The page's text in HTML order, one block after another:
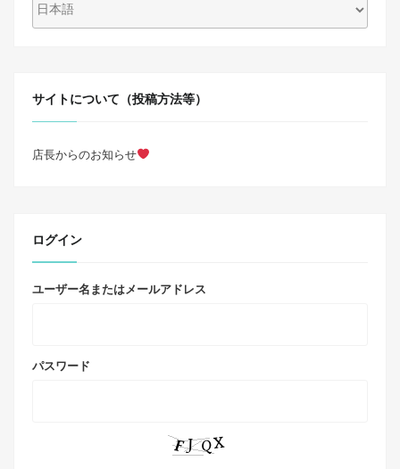
サイトについて（投稿方法等）
店長からのお知らせ
ログイン
ユーザー名またはメールアドレス
パスワード